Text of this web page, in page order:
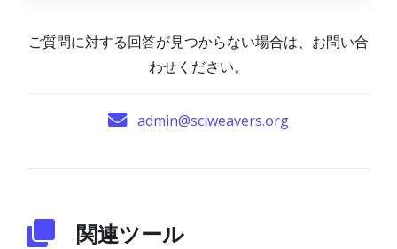
ご質問に対する回答が見つからない場合は、お問い合
わせください。
admin@sciweavers.org
関連ツール